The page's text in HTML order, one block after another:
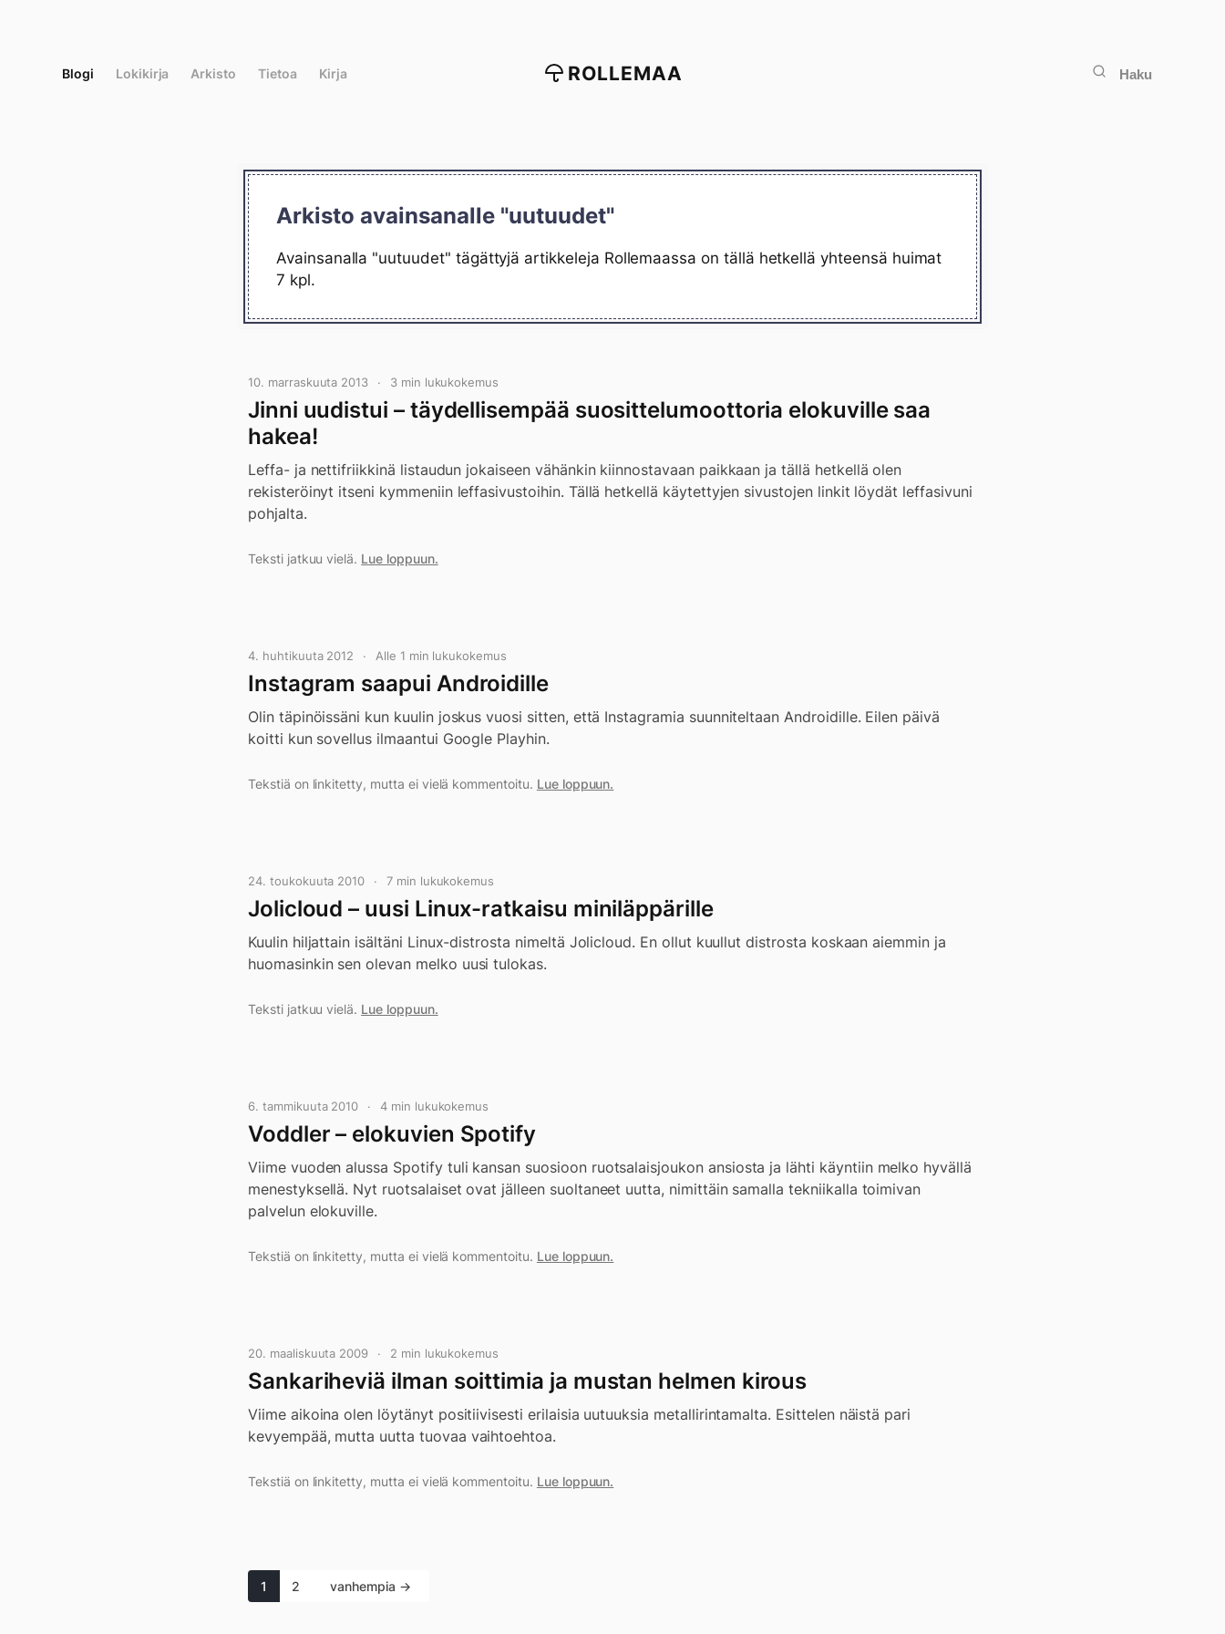
Blogi Lokikirja Arkisto Tietoa Kirja ROLLEMAA Haku
Arkisto avainsanalle "uutuudet"
Avainsanalla "uutuudet" tägättyjä artikkeleja Rollemaassa on tällä hetkellä yhteensä huimat
7 kpl.
10. marraskuuta 2013 3 min lukukokemus
Jinni uudistui – täydellisempää suosittelumoottoria elokuville saa
hakea!
Leffa- ja nettifriikkinä listaudun jokaiseen vähänkin kiinnostavaan paikkaan ja tällä hetkellä olen
rekisteröinyt itseni kymmeniin leffasivustoihin. Tällä hetkellä käytettyjen sivustojen linkit löydät leffasivuni
pohjalta.
Teksti jatkuu vielä. Lue loppuun.
4. huhtikuuta 2012 Alle 1 min lukukokemus
Instagram saapui Androidille
Olin täpinöissäni kun kuulin joskus vuosi sitten, että Instagramia suunniteltaan Androidille. Eilen päivä
koitti kun sovellus ilmaantui Google Playhin.
Tekstiä on linkitetty, mutta ei vielä kommentoitu. Lue loppuun.
24. toukokuuta 2010 7 min lukukokemus
Jolicloud – uusi Linux-ratkaisu miniläppärille
Kuulin hiljattain isältäni Linux-distrosta nimeltä Jolicloud. En ollut kuullut distrosta koskaan aiemmin ja
huomasinkin sen olevan melko uusi tulokas.
Teksti jatkuu vielä. Lue loppuun.
6. tammikuuta 2010 4 min lukukokemus
Voddler – elokuvien Spotify
Viime vuoden alussa Spotify tuli kansan suosioon ruotsalaisjoukon ansiosta ja lähti käyntiin melko hyvällä
menestyksellä. Nyt ruotsalaiset ovat jälleen suoltaneet uutta, nimittäin samalla tekniikalla toimivan
palvelun elokuville.
Tekstiä on linkitetty, mutta ei vielä kommentoitu. Lue loppuun.
20. maaliskuuta 2009 2 min lukukokemus
Sankariheviä ilman soittimia ja mustan helmen kirous
Viime aikoina olen löytänyt positiivisesti erilaisia uutuuksia metallirintamalta. Esittelen näistä pari
kevyempää, mutta uutta tuovaa vaihtoehtoa.
Tekstiä on linkitetty, mutta ei vielä kommentoitu. Lue loppuun.
1 2 vanhempia →